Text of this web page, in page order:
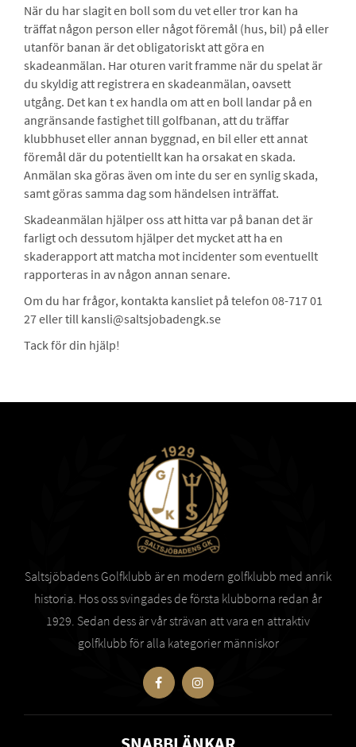
När du har slagit en boll som du vet eller tror kan ha
träffat någon person eller något föremål (hus, bil) på eller
utanför banan är det obligatoriskt att göra en
skadeanmälan. Har oturen varit framme när du spelat är
du skyldig att registrera en skadeanmälan, oavsett
utgång. Det kan t ex handla om att en boll landar på en
angränsande fastighet till golfbanan, att du träffar
klubbhuset eller annan byggnad, en bil eller ett annat
föremål där du potentiellt kan ha orsakat en skada.
Anmälan ska göras även om inte du ser en synlig skada,
samt göras samma dag som händelsen inträffat.
Skadeanmälan hjälper oss att hitta var på banan det är
farligt och dessutom hjälper det mycket att ha en
skaderapport att matcha mot incidenter som eventuellt
rapporteras in av någon annan senare.
Om du har frågor, kontakta kansliet på telefon 08-717 01
27 eller till kansli@saltsjobadengk.se
Tack för din hjälp!
Saltsjöbadens Golfklubb är en modern golfklubb med anrik
historia. Hos oss svingades de första klubborna redan år
1929. Sedan dess är vår strävan att vara en attraktiv
golfklubb för alla kategorier människor